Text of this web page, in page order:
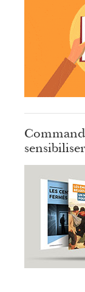
sensibiliser